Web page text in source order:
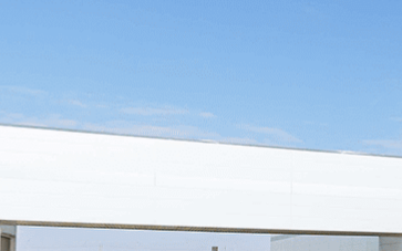
PRECISIÓN,
Ver todos los productos